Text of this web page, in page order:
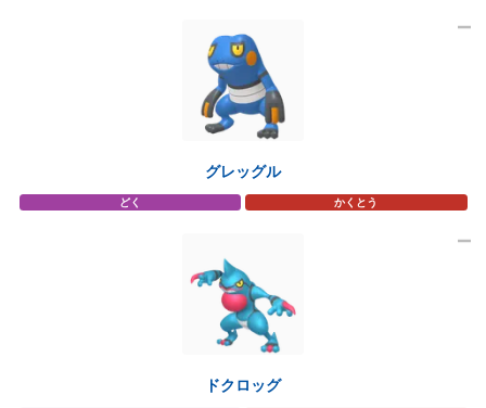
グレッグル
どく かくとう
ドクロッグ